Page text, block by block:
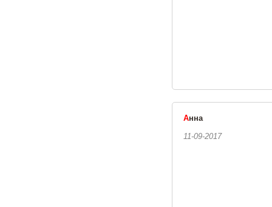
Анна
11-09-2017